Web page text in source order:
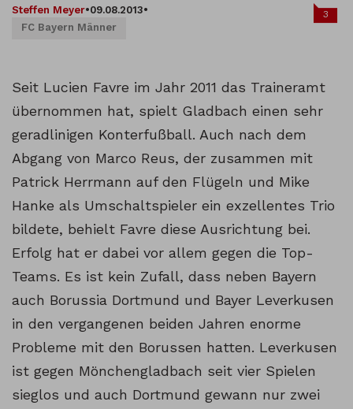
Steffen Meyer•09.08.2013•
FC Bayern Männer
3
Seit Lucien Favre im Jahr 2011 das Traineramt
übernommen hat, spielt Gladbach einen sehr
geradlinigen Konterfußball. Auch nach dem
Abgang von Marco Reus, der zusammen mit
Patrick Herrmann auf den Flügeln und Mike
Hanke als Umschaltspieler ein exzellentes Trio
bildete, behielt Favre diese Ausrichtung bei.
Erfolg hat er dabei vor allem gegen die Top-
Teams. Es ist kein Zufall, dass neben Bayern
auch Borussia Dortmund und Bayer Leverkusen
in den vergangenen beiden Jahren enorme
Probleme mit den Borussen hatten. Leverkusen
ist gegen Mönchengladbach seit vier Spielen
sieglos und auch Dortmund gewann nur zwei